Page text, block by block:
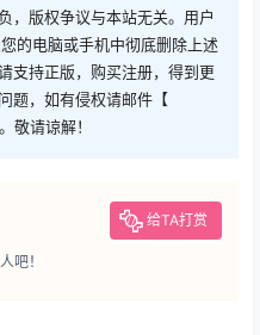
，版权争议与本站无关。用户
的电脑或手机中彻底删除上述
支持正版，购买注册，得到更
题，如有侵权请邮件【
敬请谅解！
给TA打赏
吧！